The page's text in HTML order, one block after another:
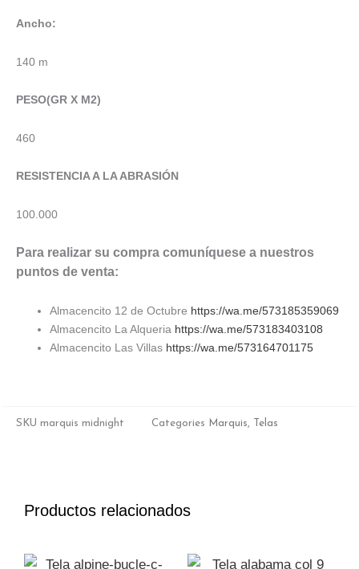
Ancho:
140 m
PESO(GR X M2)
460
RESISTENCIA A LA ABRASIÓN
100.000
Para realizar su compra comuníquese a nuestros
puntos de venta:
Almacencito 12 de Octubre https://wa.me/573185359069
Almacencito La Alqueria https://wa.me/573183403108
Almacencito Las Villas https://wa.me/573164701175
SKU marquis midnight Categories Marquis Telas
Productos relacionados